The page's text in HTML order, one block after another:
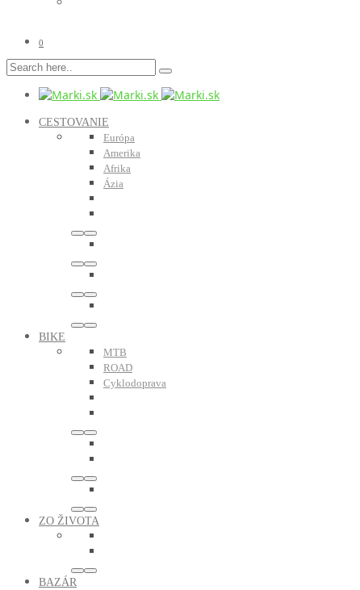
0
CESTOVANIE
Európa
Amerika
Afrika
Ázia
BIKE
MTB
ROAD
Cyklodoprava
ZO ŽIVOTA
BAZÁR